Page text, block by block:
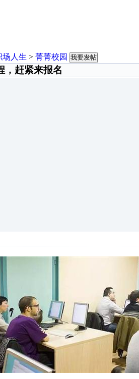
场人生 > 菁菁校园 我要发帖
，赶紧来报名